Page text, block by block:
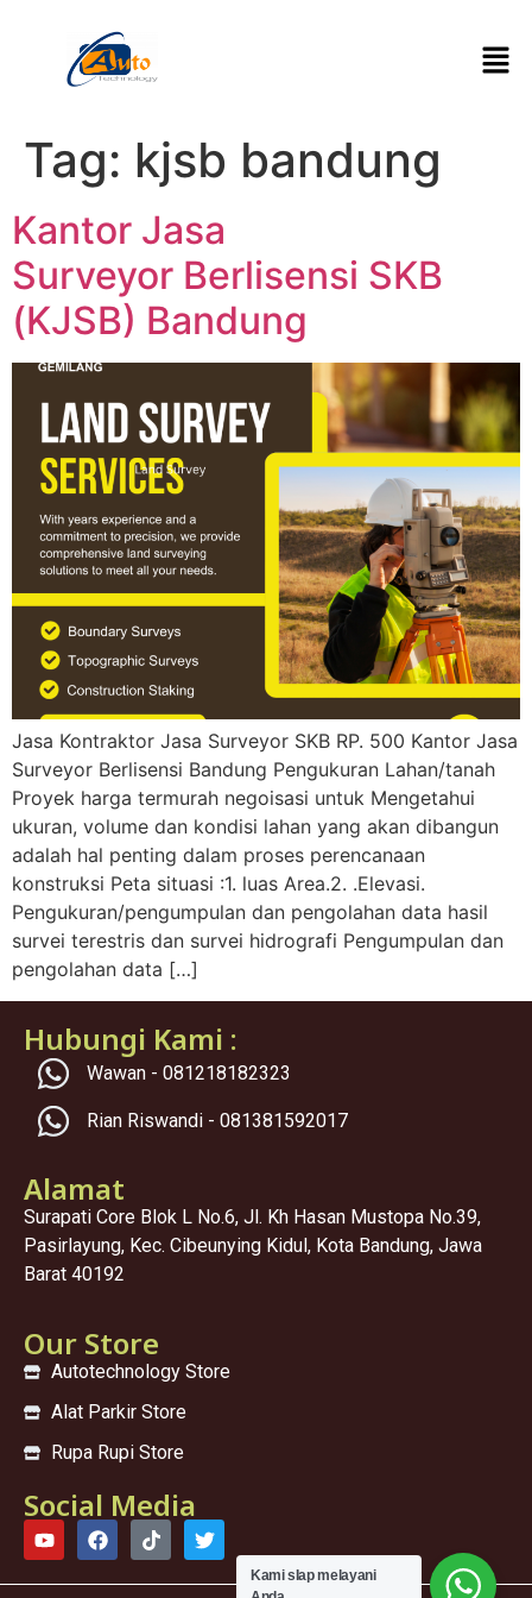
Tag: kjsb bandung
Kantor Jasa
Surveyor Berlisensi SKB
(KJSB) Bandung
Jasa Kontraktor Jasa Surveyor SKB RP. 500 Kantor Jasa
Surveyor Berlisensi Bandung Pengukuran Lahan/tanah
Proyek harga termurah negoisasi untuk Mengetahui
ukuran, volume dan kondisi lahan yang akan dibangun
adalah hal penting dalam proses perencanaan
konstruksi Peta situasi :1. luas Area.2. .Elevasi.
Pengukuran/pengumpulan dan pengolahan data hasil
survei terestris dan survei hidrografi Pengumpulan dan
pengolahan data […]
Hubungi Kami :
Wawan - 081218182323
Rian Riswandi - 081381592017
Alamat
Surapati Core Blok L No.6, Jl. Kh Hasan Mustopa No.39,
Pasirlayung, Kec. Cibeunying Kidul, Kota Bandung, Jawa
Barat 40192
Our Store
Autotechnology Store
Alat Parkir Store
Rupa Rupi Store
Social Media
Kami sIap melayani